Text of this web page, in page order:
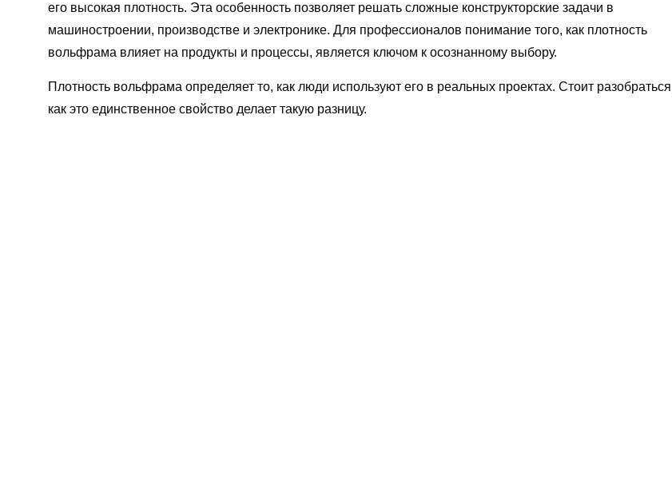
его высокая плотность. Эта особенность позволяет решать сложные конструкторские задачи в
машиностроении, производстве и электронике. Для профессионалов понимание того, как плотность
вольфрама влияет на продукты и процессы, является ключом к осознанному выбору.
Плотность вольфрама определяет то, как люди используют его в реальных проектах. Стоит
как это единственное свойство делает такую разницу.